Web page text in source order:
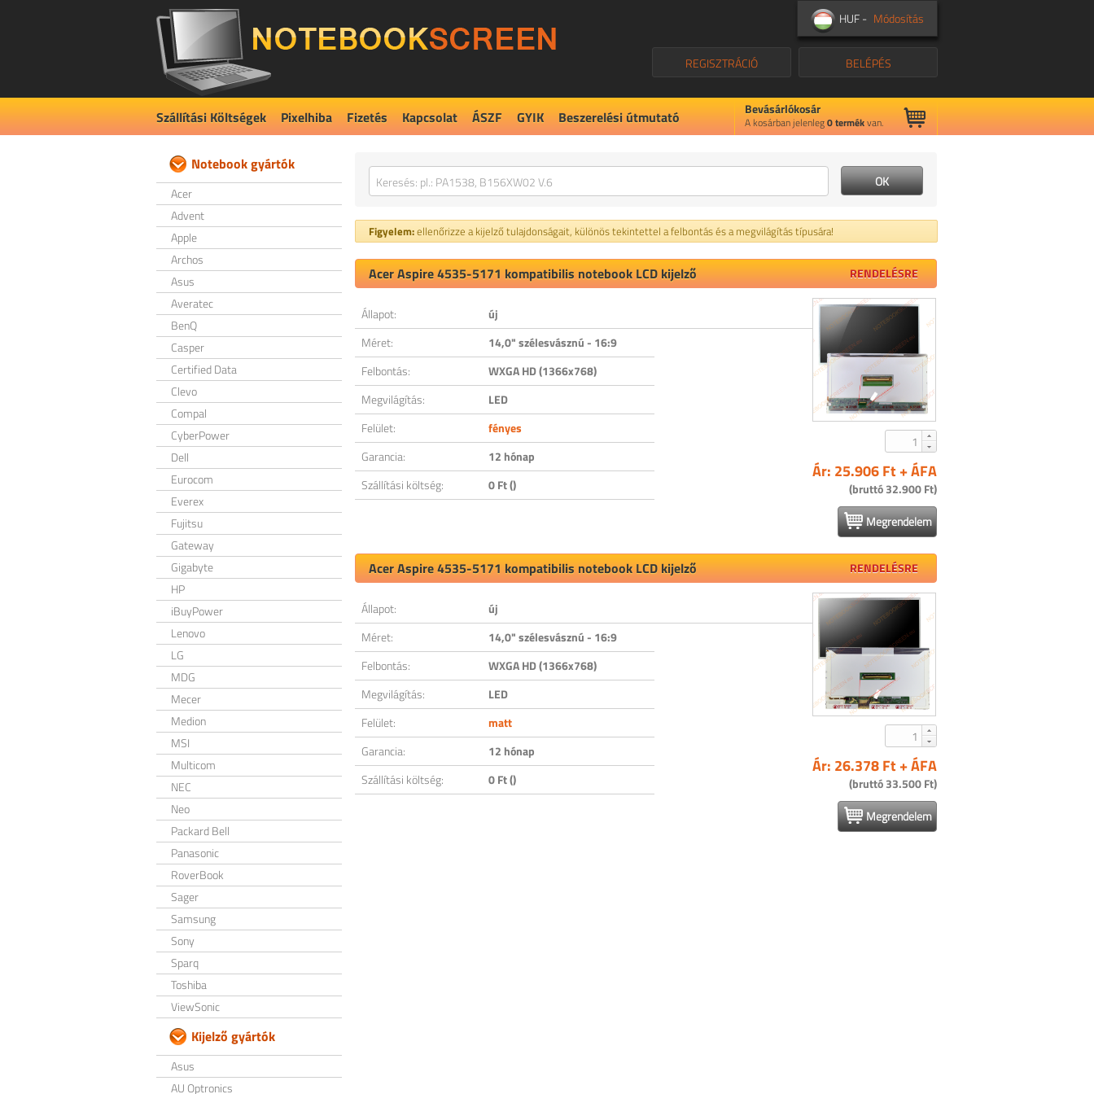
HUF - Módosítás
BELÉPÉS
REGISZTRÁCIÓ
Szállítási Költségek Pixelhiba Fizetés Kapcsolat ÁSZF GYIK Beszerelési útmutató Bevásárlókosár
A kosárban jelenleg0termékvan.
Notebook gyártók
Acer
Advent
Apple
Archos
Asus
Averatec
BenQ
Casper
Certified Data
Clevo
Compal
CyberPower
Dell
Eurocom
Everex
Fujitsu
Gateway
Gigabyte
HP
iBuyPower
Lenovo
LG
MDG
Mecer
Medion
MSI
Multicom
NEC
Neo
Packard Bell
Panasonic
RoverBook
Sager
Samsung
Sony
Sparq
Toshiba
ViewSonic
Kijelző gyártók
Asus
AU Optronics
Figyelem:ellenőrizze a kijelző tulajdonságait, különös tekintettel a felbontás és a megvilágítás típusára!
Acer Aspire 4535-5171 kompatibilis notebook LCD kijelző RENDELÉSRE
Állapot:
új
Méret:
14,0" szélesvásznú - 16:9
Felbontás:
WXGA HD (1366x768)
Megvilágítás:
LED
Felület:
fényes
Garancia:
12 hónap
Szállítási költség:
0 Ft ()
Ár: 25.906 Ft + ÁFA
(bruttó 32.900 Ft)
Megrendelem
Acer Aspire 4535-5171 kompatibilis notebook LCD kijelző RENDELÉSRE
Állapot:
új
Méret:
14,0" szélesvásznú - 16:9
Felbontás:
WXGA HD (1366x768)
Megvilágítás:
LED
Felület:
matt
Garancia:
12 hónap
Szállítási költség:
0 Ft ()
Ár: 26.378 Ft + ÁFA
(bruttó 33.500 Ft)
Megrendelem